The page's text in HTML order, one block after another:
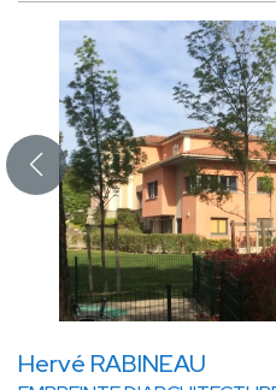
Hervé RABINEAU